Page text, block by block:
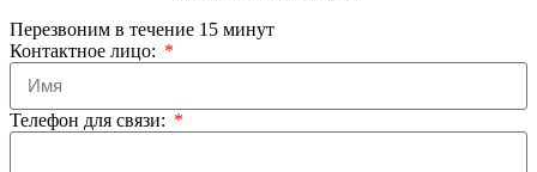
Перезвоним в течение 15 минут
Контактное лицо:
Телефон для связи: